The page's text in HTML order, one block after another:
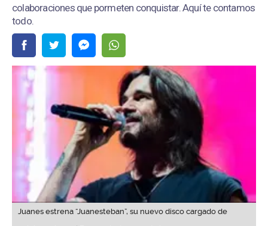
colaboraciones que pormeten conquistar. Aquí te contamos
todo.
Juanes estrena “Juanesteban”, su nuevo disco cargado de